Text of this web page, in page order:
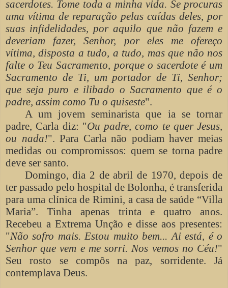
sacerdotes. Tome toda a minha vida. Se procuras
uma vítima de reparação pelas caídas deles, por
suas infidelidades, por aquilo que não fazem e
deveriam fazer, Senhor, por eles me ofereço
vítima, disposta a tudo, a tudo, mas que não nos
falte o Teu Sacramento, porque o sacerdote é um
Sacramento de Ti, um portador de Ti, Senhor;
que seja puro e ilibado o Sacramento que é o
padre, assim como Tu o quiseste".
A um jovem seminarista que ia se tornar
padre, Carla diz: "Ou padre, como te quer Jesus,
ou nada!". Para Carla não podiam haver meias
medidas ou compromissos: quem se torna padre
deve ser santo.
Domingo, dia 2 de abril de 1970, depois de
ter passado pelo hospital de Bolonha, é transferida
para uma clínica de Rimini, a casa de saúde “Villa
Maria”. Tinha apenas trinta e quatro anos.
Recebeu a Extrema Unção e disse aos presentes:
"Não sofro mais. Estou muito bem... Ai está, é o
Senhor que vem e me sorri. Nos vemos no Céu!"
Seu rosto se compôs na paz, sorridente. Já
contemplava Deus.